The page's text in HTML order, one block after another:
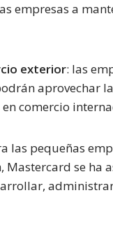
empresas a
exterior: las
aprovechar
comercio
las pequeñas
Mastercard se ha